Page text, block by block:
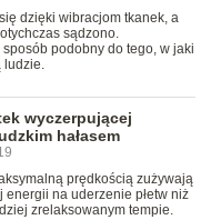
dzięki wibracjom tkanek, a
sądzono.
podobny do tego, w jaki
ludzie.
wyczerpującej
hałasem
prędkością zużywają
energii na uderzenie płetw niż
zrelaksowanym tempie.